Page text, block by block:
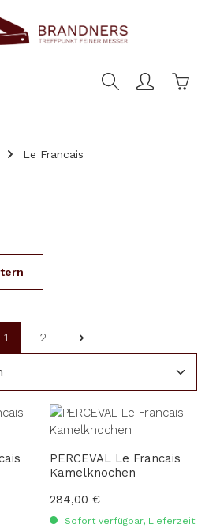
Le Francais
Seite
1
Seite
2
PERCEVAL Le Francais
Kamelknochen
Regulärer Preis:
284,00 €
Sofort verfügbar, Lieferzeit: